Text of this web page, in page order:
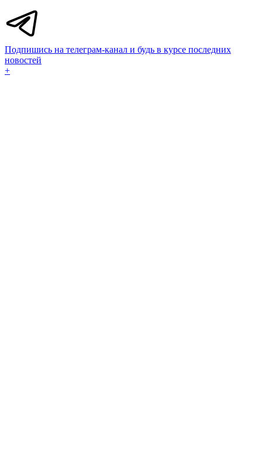
Подпишись на телеграм-канал и будь в курсе последних
новостей
+